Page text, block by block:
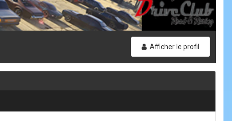
Afficher le profil